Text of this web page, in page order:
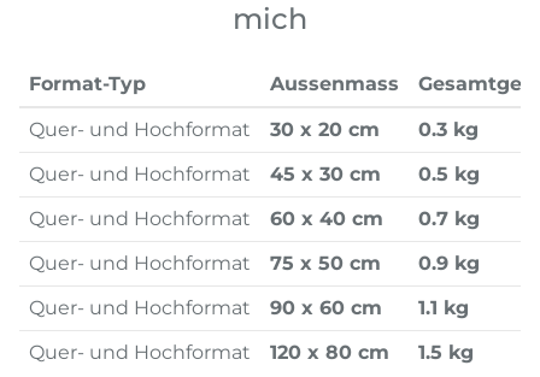
mich
Format-Typ Aussenmass
Quer- und Hochformat
30 x 20 cm
0.3 kg
Quer- und Hochformat
45 x 30 cm
0.5 kg
Quer- und Hochformat
60 x 40 cm
0.7 kg
Quer- und Hochformat
75 x 50 cm
0.9 kg
Quer- und Hochformat
90 x 60 cm
1.1 kg
Quer- und Hochformat
120 x 80 cm 1.5 kg